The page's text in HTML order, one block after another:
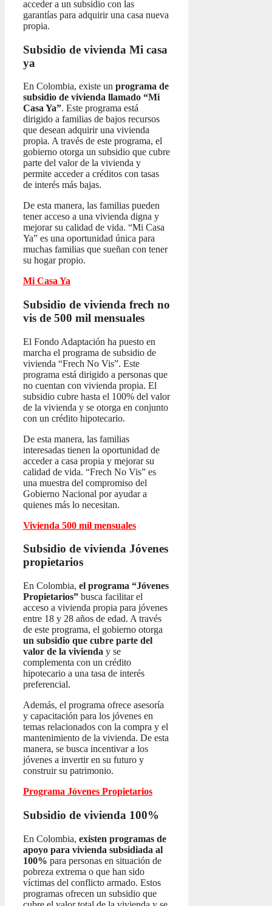
acceder a un subsidio con las
garantías para adquirir una casa nueva
propia.
Subsidio de vivienda Mi casa
ya
En Colombia, existe un programa de
subsidio de vivienda llamado “Mi
Casa Ya”. Este programa está
dirigido a familias de bajos recursos
que desean adquirir una vivienda
propia. A través de este programa, el
gobierno otorga un subsidio que cubre
parte del valor de la vivienda y
permite acceder a créditos con tasas
de interés más bajas.
De esta manera, las familias pueden
tener acceso a una vivienda digna y
mejorar su calidad de vida. “Mi Casa
Ya” es una oportunidad única para
muchas familias que sueñan con tener
su hogar propio.
Mi Casa Ya
Subsidio de vivienda frech no
vis de 500 mil mensuales
El Fondo Adaptación ha puesto en
marcha el programa de subsidio de
vivienda “Frech No Vis”. Este
programa está dirigido a personas que
no cuentan con vivienda propia. El
subsidio cubre hasta el 100% del valor
de la vivienda y se otorga en conjunto
con un crédito hipotecario.
De esta manera, las familias
interesadas tienen la oportunidad de
acceder a casa propia y mejorar su
calidad de vida. “Frech No Vis” es
una muestra del compromiso del
Gobierno Nacional por ayudar a
quienes más lo necesitan.
Vivienda 500 mil mensuales
Subsidio de vivienda Jóvenes
propietarios
En Colombia, el programa “Jóvenes
Propietarios” busca facilitar el
acceso a vivienda propia para jóvenes
entre 18 y 28 años de edad. A través
de este programa, el gobierno otorga
un subsidio que cubre parte del
valor de la vivienda y se
complementa con un crédito
hipotecario a una tasa de interés
preferencial.
Además, el programa ofrece asesoría
y capacitación para los jóvenes en
temas relacionados con la compra y el
mantenimiento de la vivienda. De esta
manera, se busca incentivar a los
jóvenes a invertir en su futuro y
construir su patrimonio.
Programa Jóvenes Propietarios
Subsidio de vivienda 100%
En Colombia, existen programas de
apoyo para vivienda subsidiada al
100% para personas en situación de
pobreza extrema o que han sido
víctimas del conflicto armado. Estos
programas ofrecen un subsidio que